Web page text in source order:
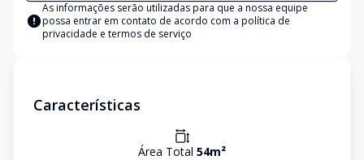
As informações serão utilizadas para que a nossa equipe
possa entrar em contato de acordo com a política de
privacidade e termos de serviço
Características
Área Total 54m²